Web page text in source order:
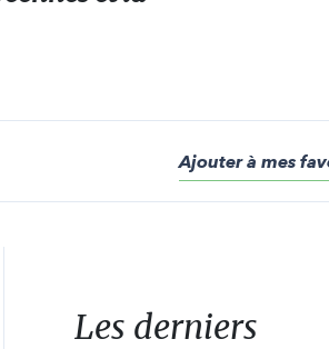
Ajouter à mes
Les derniers